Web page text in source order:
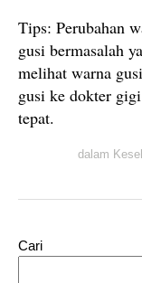
Tips: Perubahan
gusi bermasalah
melihat warna
gusi ke dokter
tepat.
dalam
Cari